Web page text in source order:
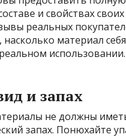
и свойствах своих
реальных
материал себя
использовании.
и запах
не должны
запах. Понюхайте